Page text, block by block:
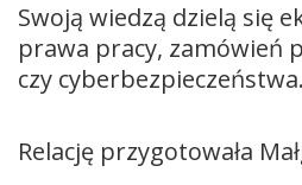
Swoją wiedzą dzielą się
prawa pracy, zamówień
czy cyberbezpieczeństwa.
Relację przygotowała